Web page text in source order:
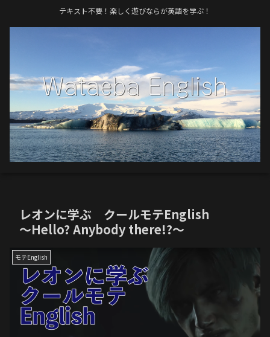
テキスト不要！楽しく遊びならが英語を学ぶ！
レオンに学ぶ クールモテEnglish
〜Hello? Anybody there!?〜
モテEnglish